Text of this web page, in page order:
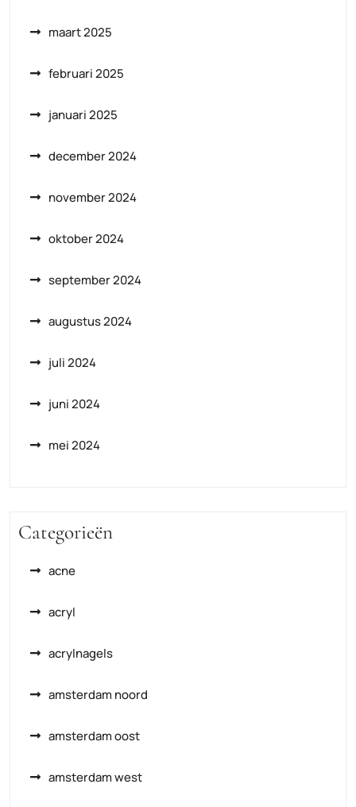
maart 2025
februari 2025
januari 2025
december 2024
november 2024
oktober 2024
september 2024
augustus 2024
juli 2024
juni 2024
mei 2024
Categorieën
acne
acryl
acrylnagels
amsterdam noord
amsterdam oost
amsterdam west